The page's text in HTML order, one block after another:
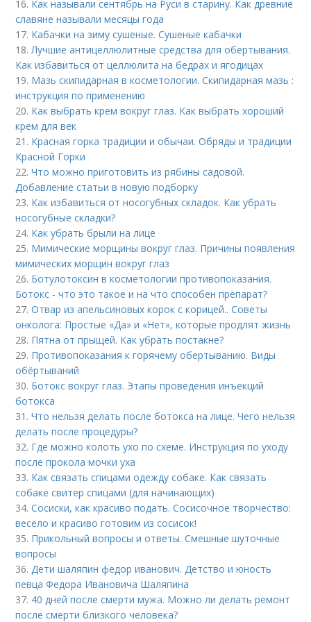
16. Как называли сентябрь на Руси в старину. Как древние
славяне называли месяцы года
17. Кабачки на зиму сушеные. Сушеные кабачки
18.Лучшие антицеллюлитные средства для обертывания.
Как избавиться от целлюлита на бедрах и ягодицах
19. Мазь скипидарная в косметологии. Скипидарная мазь :
инструкция по применению
20. Как выбрать крем вокруг глаз. Как выбрать хороший
крем для век
21. Красная горка традиции и обычаи. Обряды и традиции
Красной Горки
22.Что можно приготовить из рябины садовой.
Добавление статьи в новую подборку
23. Как избавиться от носогубных складок. Как убрать
носогубные складки?
24. Как убрать брыли на лице
25. Мимические морщины вокруг глаз. Причины появления
мимических морщин вокруг глаз
26. Ботулотоксин в косметологии противопоказания.
Ботокс - что это такое и на что способен препарат?
27.Отвар из апельсиновых корок с корицей.. Советы
онколога: Простые «Да» и «Нет», которые продлят жизнь
28. Пятна от прыщей. Как убрать постакне?
29. Противопоказания к горячему обертыванию. Виды
обёртываний
30. Ботокс вокруг глаз. Этапы проведения инъекций
ботокса
31.Что нельзя делать после ботокса на лице. Чего нельзя
делать после процедуры?
32. Где можно колоть ухо по схеме. Инструкция по уходу
после прокола мочки уха
33. Как связать спицами одежду собаке. Как связать
собаке свитер спицами (для начинающих)
34.Сосиски, как красиво подать. Сосисочное творчество:
весело и красиво готовим из сосисок!
35. Прикольный вопросы и ответы. Смешные шуточные
вопросы
36.Дети шаляпин федор иванович. Детство и юность
певца Федора Ивановича Шаляпина
37. 40 дней после смерти мужа. Можно ли делать ремонт
после смерти близкого человека?